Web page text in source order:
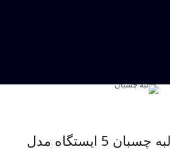
نام محصول : لبه چسبان 5 ایستگاه مدل